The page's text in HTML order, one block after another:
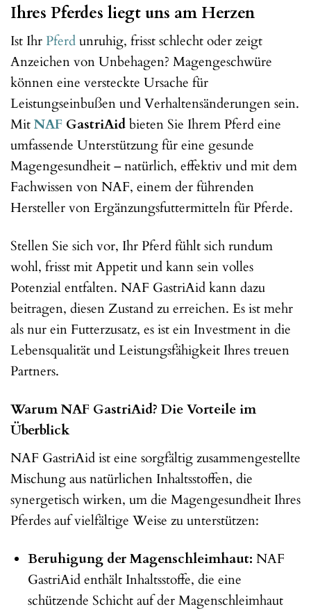
Ihres Pferdes liegt uns am Herzen
Ist IhrPferdunruhig, frisst schlecht oder zeigt
Anzeichen von Unbehagen? Magengeschwüre
können eine versteckte Ursache für
Leistungseinbußen und Verhaltensänderungen sein.
MitNAF GastriAidbieten Sie Ihrem Pferd eine
umfassende Unterstützung für eine gesunde
Magengesundheit – natürlich, effektiv und mit dem
Fachwissen von NAF, einem der führenden
Hersteller von Ergänzungsfuttermitteln für Pferde.
Stellen Sie sich vor, Ihr Pferd fühlt sich rundum
wohl, frisst mit Appetit und kann sein volles
Potenzial entfalten. NAF GastriAid kann dazu
beitragen, diesen Zustand zu erreichen. Es ist mehr
als nur ein Futterzusatz, es ist ein Investment in die
Lebensqualität und Leistungsfähigkeit Ihres treuen
Partners.
Warum NAF GastriAid? Die Vorteile im
Überblick
NAF GastriAid ist eine sorgfältig zusammengestellte
Mischung aus natürlichen Inhaltsstoffen, die
synergetisch wirken, um die Magengesundheit Ihres
Pferdes auf vielfältige Weise zu unterstützen:
Beruhigung der Magenschleimhaut: NAF
GastriAid enthält Inhaltsstoffe, die eine
schützende Schicht auf der Magenschleimhaut